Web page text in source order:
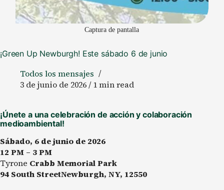
Captura de pantalla
¡Green Up Newburgh! Este sábado 6 de junio
Todos los mensajes
3 de junio de 2026 / 1 min read
¡Únete a una celebración de acción y colaboración
medioambiental!
Sábado, 6 de junio de 2026
12 PM – 3 PM
Tyrone Crabb Memorial Park
94 South StreetNewburgh, NY, 12550